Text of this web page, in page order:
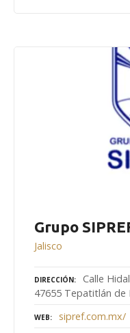
Grupo
Jalisco
DIRECCIÓN
Calle
47655 Tepatitlán de
WEB sipref.com.mx/